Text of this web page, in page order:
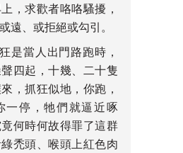
，求歡者咯咯騷擾，
遠、或拒絕或勾引。
當人出門路跑時，
四起，十幾、二十隻
，抓狂似地，你跑，
一停，牠們就逼近啄
何時何故得罪了這群
禿頭、喉頭上紅色肉